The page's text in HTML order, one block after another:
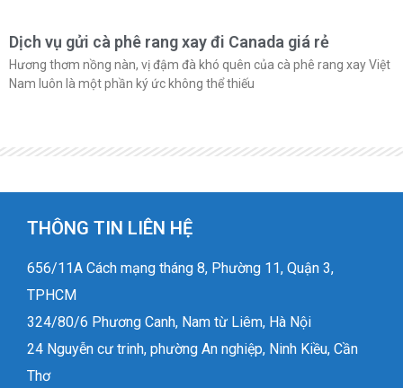
Dịch vụ gửi cà phê rang xay đi Canada giá rẻ
Hương thơm nồng nàn, vị đậm đà khó quên của cà phê rang xay Việt
Nam luôn là một phần ký ức không thể thiếu
THÔNG TIN LIÊN HỆ
656/11A Cách mạng tháng 8, Phường 11, Quận 3,
TPHCM
324/80/6 Phương Canh, Nam từ Liêm, Hà Nội
24 Nguyễn cư trinh, phường An nghiệp, Ninh Kiều, Cần
Thơ